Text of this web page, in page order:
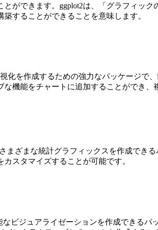
ができます。ggplot2は、「グラフィッ
することができることを意味します。
化を作成するための強力なパッケージ
機能をチャートに追加することができ
まざまな統計グラフィックスを作成で
スタマイズすることが可能です。
ビジュアライゼーションを作成できる